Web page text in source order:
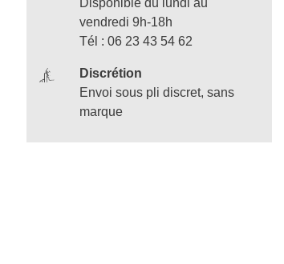
Disponible du lundi au
vendredi 9h-18h
Tél : 06 23 43 54 62
Discrétion
Envoi sous pli discret, sans
marque